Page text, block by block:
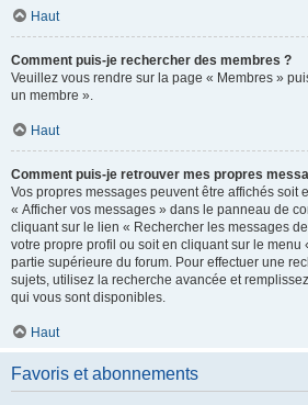
Haut
Comment puis-je rechercher des membres ?
Veuillez vous rendre sur la page « Membres »
un membre ».
Haut
Comment puis-je retrouver mes propres
Vos propres messages peuvent être affichés soit
« Afficher vos messages » dans le panneau de
cliquant sur le lien « Rechercher les messages
votre propre profil ou soit en cliquant sur le menu
partie supérieure du forum. Pour effectuer une
sujets, utilisez la recherche avancée et
qui vous sont disponibles.
Haut
Favoris et abonnements